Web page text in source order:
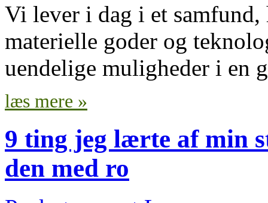
Vi lever i dag i et
materielle goder og
uendelige muligheder i en
læs mere »
9 ting jeg lærte af min
den med ro